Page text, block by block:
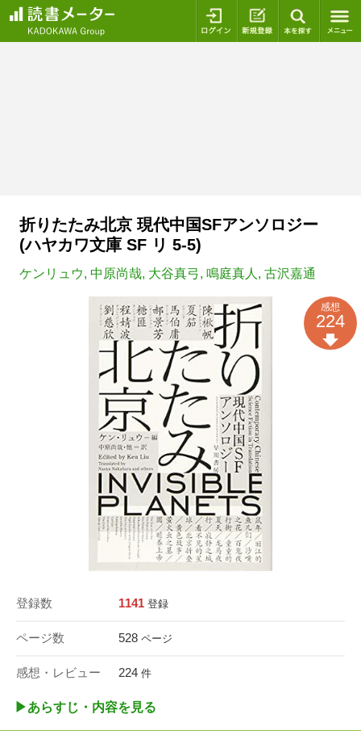
ログイン 新規登録
折りたたみ北京 現代中国SFアンソロジー
(ハヤカワ文庫 SF リ 5-5)
ケンリュウ, 中原尚哉, 大谷真弓, 鳴庭真人 , 古沢嘉通
登録数 1141 登録
ページ数 528 ページ
感想・レビュー 224 件
感想
224
▶︎あらすじ・内容を見る